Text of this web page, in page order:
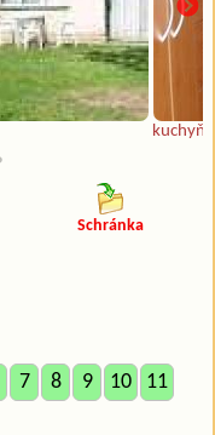
kuchyň
Schránka
7 8 9 10
11